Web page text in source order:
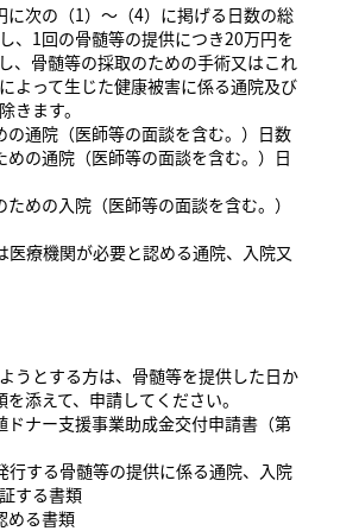
に次の（1）～（4）に掲げる日数の総
、1回の骨髄等の提供につき20万円を
、骨髄等の採取のための手術又はこれ
よって生じた健康被害に係る通院及び
きます。
の通院（医師等の面談を含む。）日数
めの通院（医師等の面談を含む。）日
ための入院（医師等の面談を含む。）
医療機関が必要と認める通院、入院又
うとする方は、骨髄等を提供した日か
添えて、申請してください。
ドナー支援事業助成金交付申請書（第
行する骨髄等の提供に係る通院、入院
する書類
める書類